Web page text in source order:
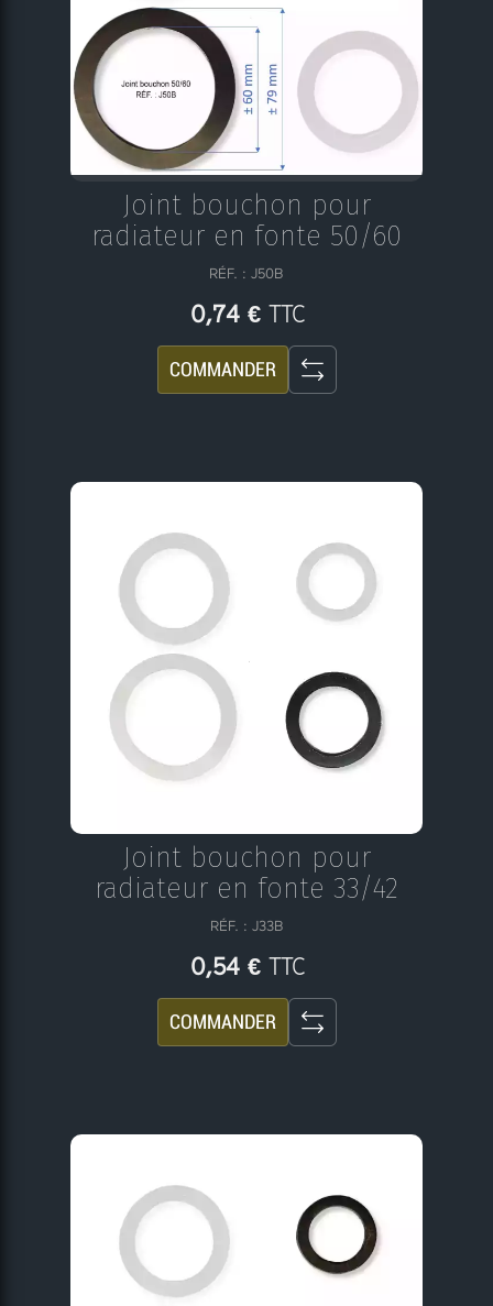
Joint bouchon pour
radiateur en fonte 50/60
RÉF. : J50B
0,74 € TTC
COMMANDER
Joint bouchon pour
radiateur en fonte 33/42
RÉF. : J33B
0,54 € TTC
COMMANDER